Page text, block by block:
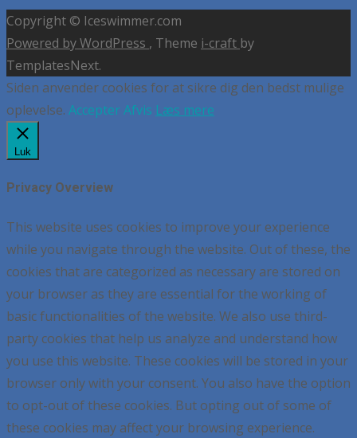
Copyright © Iceswimmer.com
Powered by WordPress , Theme i-craft by
TemplatesNext.
Siden anvender cookies for at sikre dig den bedst mulige
oplevelse. AccepterAfvis Læs mere
Luk
Privacy Overview
This website uses cookies to improve your experience
while you navigate through the website. Out of these, the
cookies that are categorized as necessary are stored on
your browser as they are essential for the working of
basic functionalities of the website. We also use third-
party cookies that help us analyze and understand how
you use this website. These cookies will be stored in your
browser only with your consent. You also have the option
to opt-out of these cookies. But opting out of some of
these cookies may affect your browsing experience.